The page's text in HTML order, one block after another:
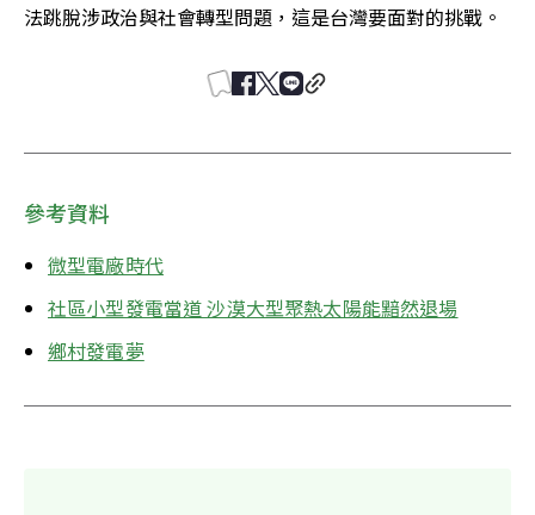
法跳脫涉政治與社會轉型問題，這是台灣要面對的挑戰。
參考資料
微型電廠時代
社區小型發電當道 沙漠大型聚熱太陽能黯然退場
鄉村發電夢